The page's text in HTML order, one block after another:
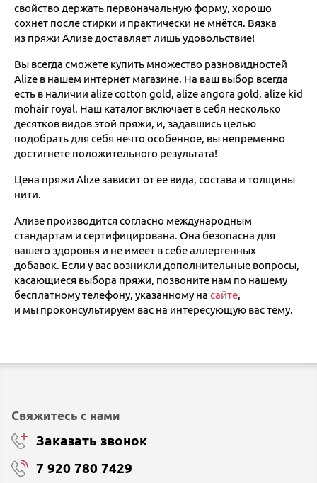
свойство держать первоначальную форму, хорошо
сохнет после стирки и практически не мнётся. Вязка
из пряжи Ализе доставляет лишь удовольствие!
Вы всегда сможете купить множество разновидностей
Alize в нашем интернет магазине. На ваш выбор всегда
есть в наличии alize cotton gold, alize angora gold, alize kid
mohair royal. Наш каталог включает в себя несколько
десятков видов этой пряжи, и, задавшись целью
подобрать для себя нечто особенное, вы непременно
достигнете положительного результата!
Цена пряжи Alize зависит от ее вида, состава и толщины
нити.
Ализе производится согласно международным
стандартам и сертифицирована. Она безопасна для
вашего здоровья и не имеет в себе аллергенных
добавок. Если у вас возникли дополнительные вопросы,
касающиеся выбора пряжи, позвоните нам по нашему
бесплатному телефону, указанному на сайте,
и мы проконсультируем вас на интересующую вас тему.
Свяжитесь с нами
Заказать звонок
7 920 780 7429